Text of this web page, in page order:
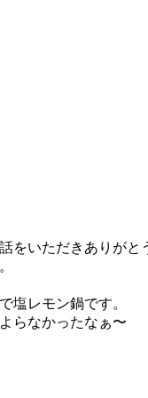
いただきありがと
塩レモン鍋です。
らなかったなぁ〜